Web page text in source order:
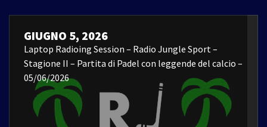
GIUGNO 5, 2026
Laptop Radioing Session – Radio Jungle Sport –
Stagione II – Partita di Padel con leggende del calcio –
05/06/2026